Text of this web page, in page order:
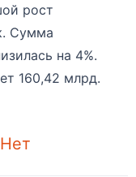
рост
Сумма
на 4%.
160,42 млрд.
Нет